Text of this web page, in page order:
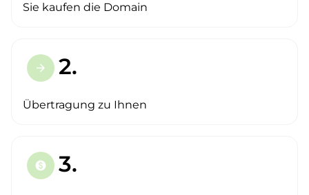
Sie kaufen die Domain
arrow_forward 2.
Übertragung zu Ihnen
paid 3.